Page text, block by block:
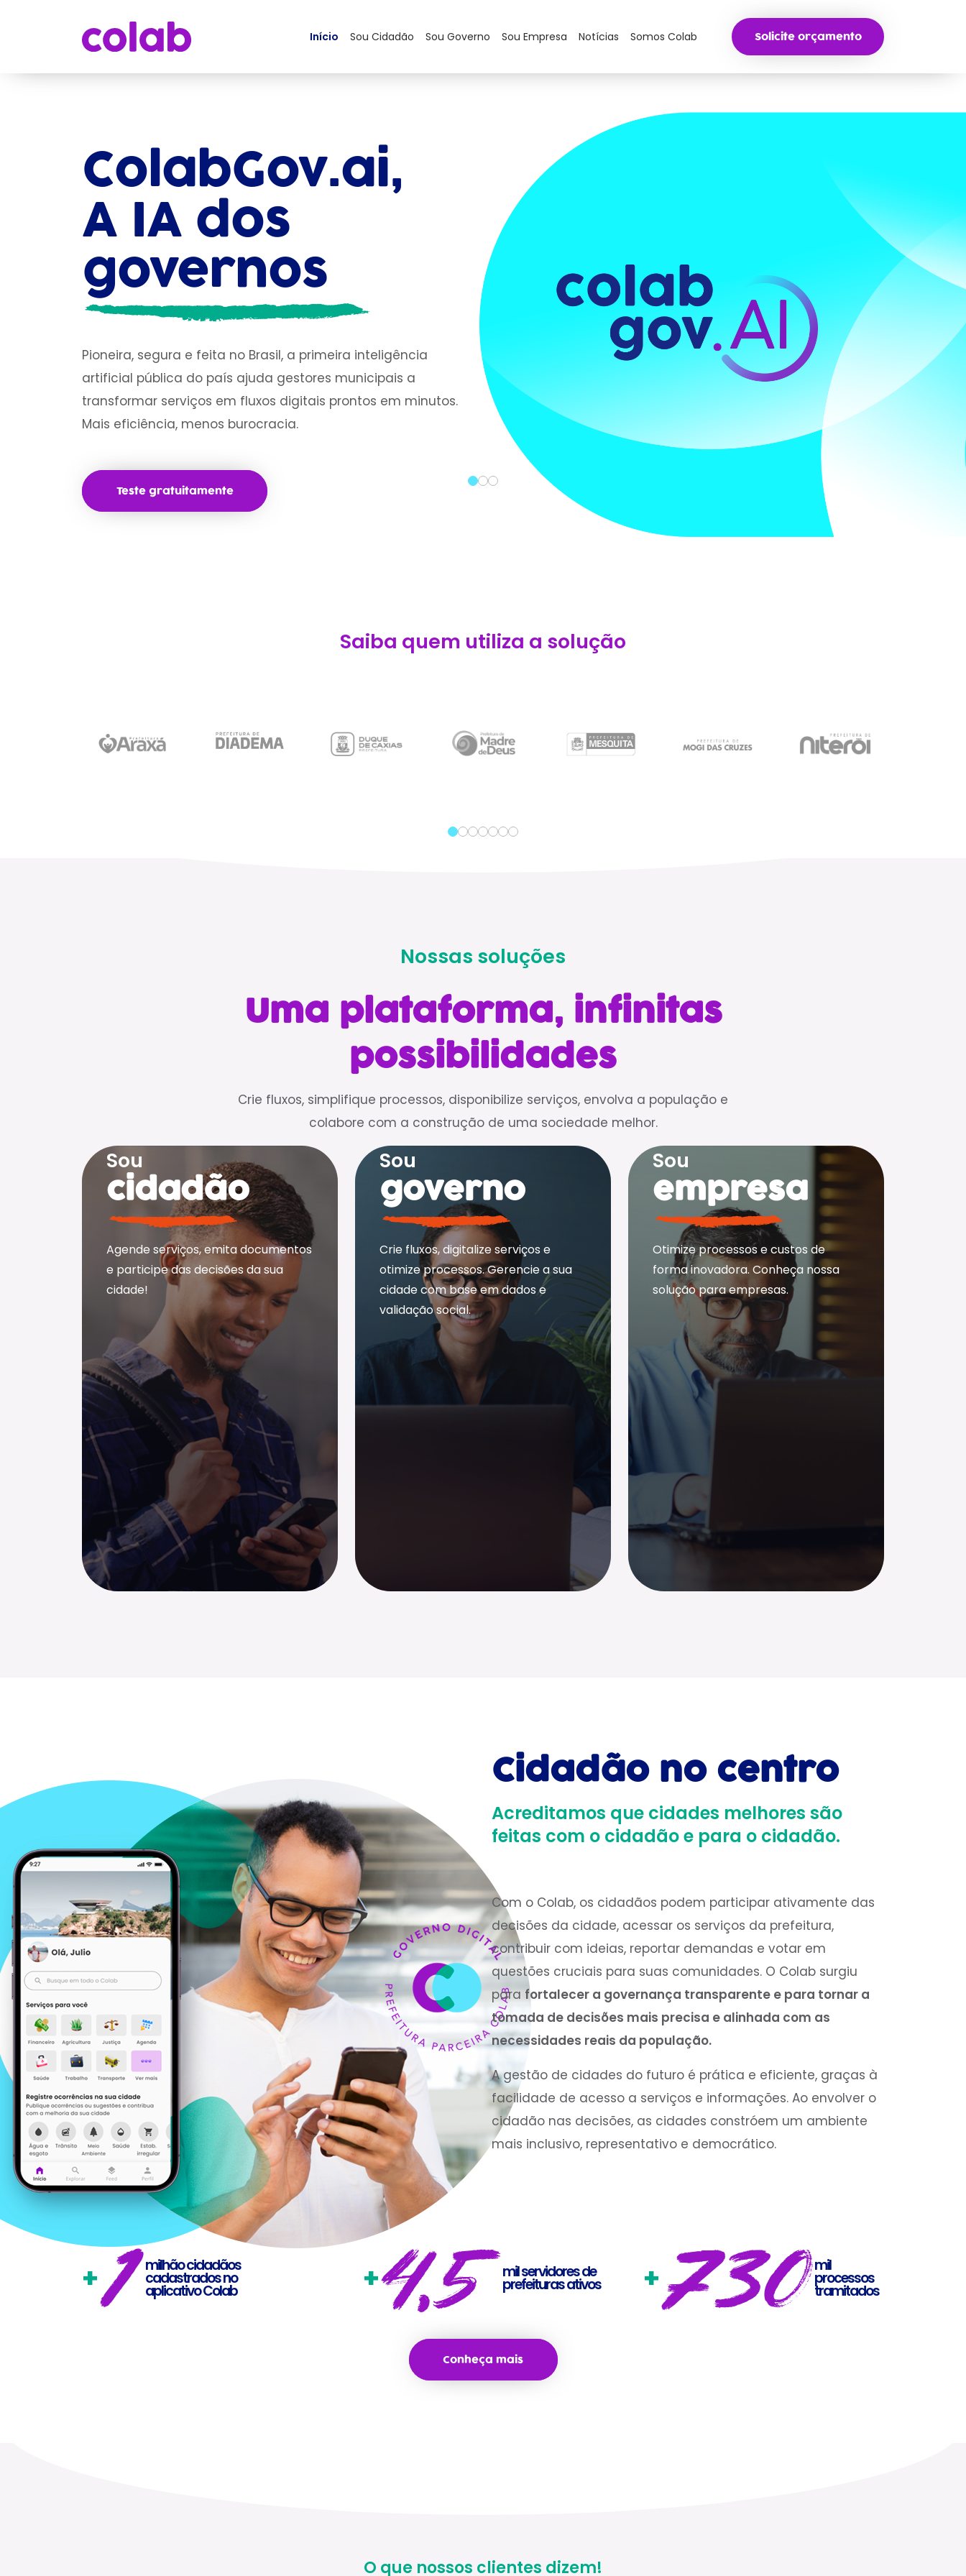
Início Sou Cidadão Sou Governo Sou Empresa Notícias Somos Colab Solicite orçamento
ColabGov.ai,
A IA dos
governos
Pioneira, segura e feita no Brasil, a primeira inteligência
artificial pública do país ajuda gestores municipais a
transformar serviços em fluxos digitais prontos em minutos.
Mais eficiência, menos burocracia.
Teste gratuitamente
Saiba quem utiliza a solução
Nossas soluções
Uma plataforma, infinitas
possibilidades
Crie fluxos, simplifique processos, disponibilize serviços, envolva a população e
colabore com a construção de uma sociedade melhor.
Sou
cidadão
Agende serviços, emita documentos
e participe das decisões da sua
cidade!
Sou
governo
Crie fluxos, digitalize serviços e
otimize processos. Gerencie a sua
cidade com base em dados e
validação social.
Sou
empresa
Otimize processos e custos de
forma inovadora. Conheça nossa
solução para empresas.
Cidadão no centro
Acreditamos que cidades melhores são
feitas com o cidadão e para o cidadão.
Com o Colab, os cidadãos podem participar ativamente das
decisões da cidade, acessar os serviços da prefeitura,
contribuir com ideias, reportar demandas e votar em
questões cruciais para suas comunidades. O Colab surgiu
para fortalecer a governança transparente e para tornar a
tomada de decisões mais precisa e alinhada com as
necessidades reais da população.
A gestão de cidades do futuro é prática e eficiente, graças à
facilidade de acesso a serviços e informações. Ao envolver o
cidadão nas decisões, as cidades constróem um ambiente
mais inclusivo, representativo e democrático.
+1milhão cidadãos
cadastrados no
aplicativo Colab +4,5mil servidores de
prefeituras ativos +730mil
processos
tramitados
Conheça mais
O que nossos clientes dizem!